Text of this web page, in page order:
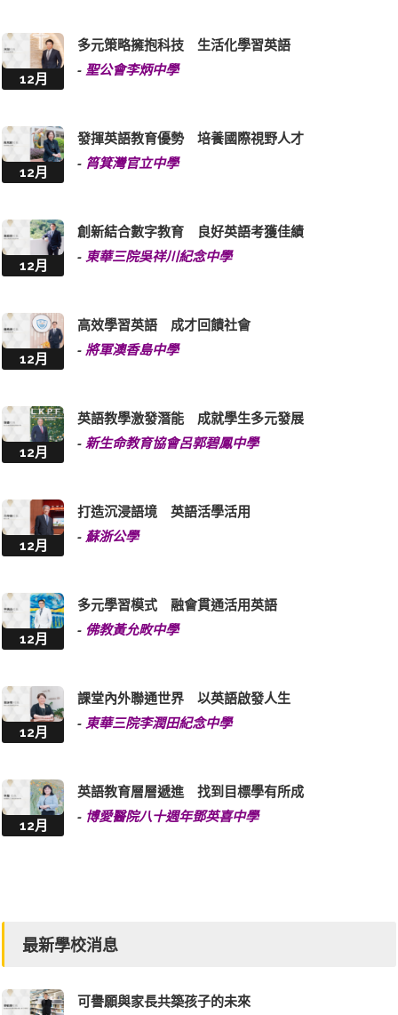
12月
多元策略擁抱科技 生活化學習英語
- 聖公會李炳中學
12月
發揮英語教育優勢 培養國際視野人才
- 筲箕灣官立中學
12月
創新結合數字教育 良好英語考獲佳績
- 東華三院吳祥川紀念中學
12月
高效學習英語 成才回饋社會
- 將軍澳香島中學
12月
英語教學激發潛能 成就學生多元發展
- 新生命教育協會呂郭碧鳳中學
12月
打造沉浸語境 英語活學活用
- 蘇浙公學
12月
多元學習模式 融會貫通活用英語
- 佛教黃允畋中學
12月
課堂內外聯通世界 以英語啟發人生
- 東華三院李潤田紀念中學
12月
英語教育層層遞進 找到目標學有所成
- 博愛醫院八十週年鄧英喜中學
最新學校消息
可譽願與家長共築孩子的未來